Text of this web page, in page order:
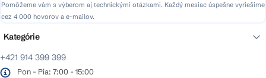
Pomôžeme vám s výberom aj technickými otázkami. Každý mesiac úspešne vyriešime
cez 4 000 hovorov a e-mailov.
+421 914 399 399
Pon - Pia: 7:00 - 15:00
Kategórie